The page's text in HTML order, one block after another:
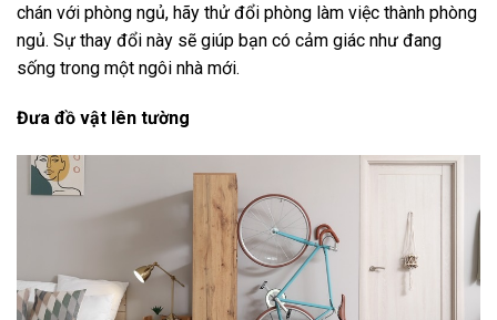
chán với phòng ngủ, hãy thử đổi phòng làm việc thành phòng
ngủ. Sự thay đổi này sẽ giúp bạn có cảm giác như đang
sống trong một ngôi nhà mới.
Đưa đồ vật lên tường